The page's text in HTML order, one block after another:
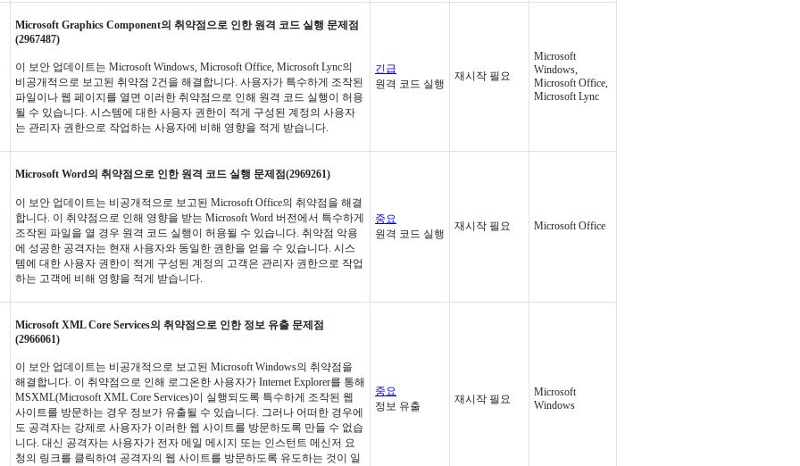
Microsoft Graphics Component의 취약점으로 인한 원격 코드 실행 문제점
(2967487)
이 보안 업데이트는 Microsoft Windows, Microsoft Office, Microsoft Lync의
비공개적으로 보고된 취약점 2건을 해결합니다. 사용자가 특수하게 조작된
파일이나 웹 페이지를 열면 이러한 취약점으로 인해 원격 코드 실행이 허용
될 수 있습니다. 시스템에 대한 사용자 권한이 적게 구성된 계정의 사용자
는 관리자 권한으로 작업하는 사용자에 비해 영향을 적게 받습니다.
긴급
원격 코드 실행
재시작 필요
Microsoft
Windows,
Microsoft Office,
Microsoft Lync
Microsoft Word의 취약점으로 인한 원격 코드 실행 문제점(2969261)
이 보안 업데이트는 비공개적으로 보고된 Microsoft Office의 취약점을 해결
합니다. 이 취약점으로 인해 영향을 받는 Microsoft Word 버전에서 특수하게
조작된 파일을 열 경우 원격 코드 실행이 허용될 수 있습니다. 취약점 악용
에 성공한 공격자는 현재 사용자와 동일한 권한을 얻을 수 있습니다. 시스
템에 대한 사용자 권한이 적게 구성된 계정의 고객은 관리자 권한으로 작업
하는 고객에 비해 영향을 적게 받습니다.
중요
원격 코드 실행
재시작 필요 Microsoft Office
Microsoft XML Core Services의 취약점으로 인한 정보 유출 문제점
(2966061)
이 보안 업데이트는 비공개적으로 보고된 Microsoft Windows의 취약점을
해결합니다. 이 취약점으로 인해 로그온한 사용자가 Internet Explorer를 통해
MSXML(Microsoft XML Core Services)이 실행되도록 특수하게 조작된 웹
사이트를 방문하는 경우 정보가 유출될 수 있습니다. 그러나 어떠한 경우에
도 공격자는 강제로 사용자가 이러한 웹 사이트를 방문하도록 만들 수 없습
니다. 대신 공격자는 사용자가 전자 메일 메시지 또는 인스턴트 메신저 요
청의 링크를 클릭하여 공격자의 웹 사이트를 방문하도록 유도하는 것이 일
중요
정보 유출
재시작 필요
Microsoft
Windows